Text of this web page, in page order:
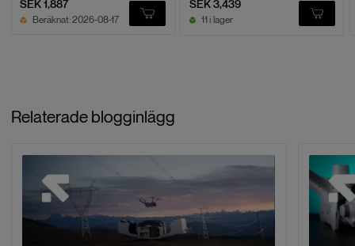
Fungerar som dom ska !
SEK 1,887
Beräknat: 2026-08-17
SEK 3,439
11 i lager
Relaterade blogginlägg